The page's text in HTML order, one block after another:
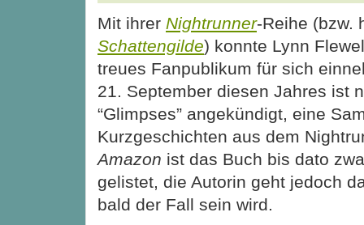
Mit ihrer Nightrunner-Reihe (bzw.
Schattengilde) konnte Lynn
treues Fanpublikum für sich
21. September diesen Jahres ist
“Glimpses” angekündigt, eine
Kurzgeschichten aus dem
Amazon ist das Buch bis dato
gelistet, die Autorin geht jedoch
bald der Fall sein wird.